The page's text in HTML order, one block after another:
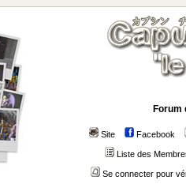
Forum
Site Facebook
Liste des
Se connecter pour